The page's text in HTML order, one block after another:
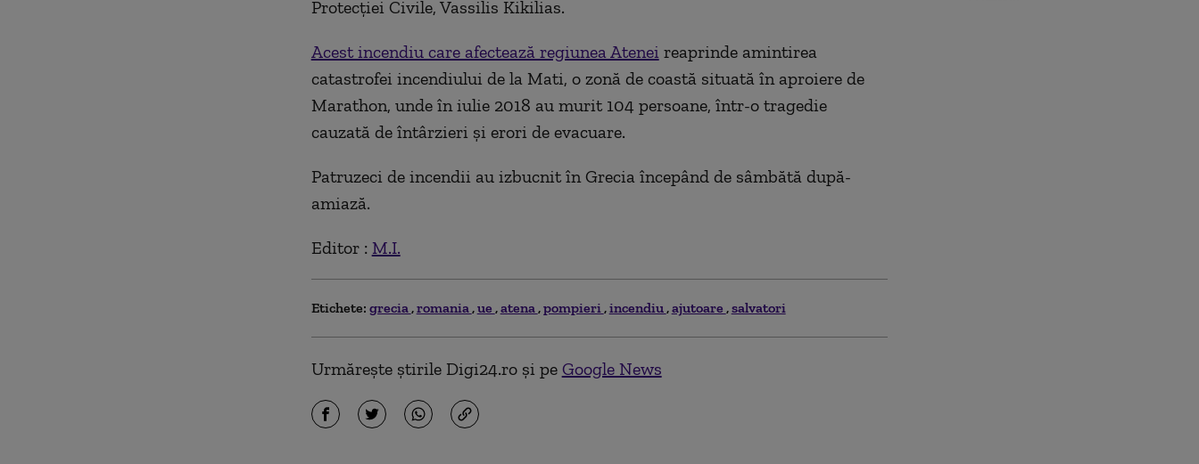
Protecţiei Civile, Vassilis Kikilias.
Acest incendiu care afectează regiunea Ateneireaprinde amintirea
catastrofei incendiului de la Mati, o zonă de coastă situată în aproiere de
Marathon, unde în iulie 2018 au murit 104 persoane, într-o tragedie
cauzată de întârzieri şi erori de evacuare.
Patruzeci de incendii au izbucnit în Grecia începând de sâmbătă după-
amiază.
Editor : M.I.
Etichete: grecia romania ue atena pompieri incendiu ajutoare salvatori
Urmărește știrile Digi24.ro și pe Google News